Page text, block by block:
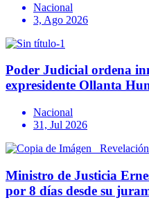
Nacional
3, Ago 2026
Poder Judicial ordena
expresidente Ollanta
Nacional
31, Jul 2026
Ministro de Justicia
por 8 días desde su